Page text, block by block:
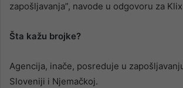
zapošljavanja”, navode u odgovoru za
Šta kažu brojke?
Agencija, inače, posreduje u
Sloveniji i Njemačkoj.